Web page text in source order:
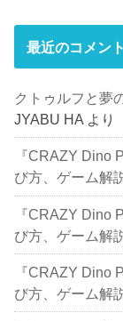
最近のコメント
クトゥルフと夢
JYABU HA より
『CRAZY Dino
び方、ゲーム解
『CRAZY Dino
び方、ゲーム解
『CRAZY Dino
び方、ゲーム解